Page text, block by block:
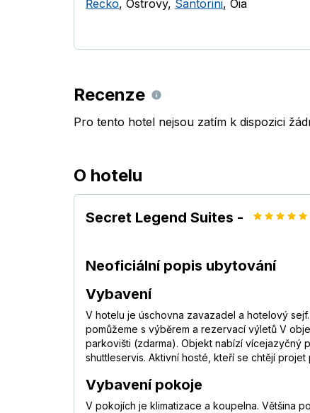
Řecko, Ostrovy, Santorini, Oia
Recenze
Pro tento hotel nejsou zatím k dispozici
O hotelu
Secret Legend Suites -
Neoficiální popis ubytování
Vybavení
V hotelu je úschovna zavazadel a hotelový
pomůžeme s výběrem a rezervací výletů V
parkovišti (zdarma). Objekt nabízí vícejazyčný
shuttleservis. Aktivní hosté, kteří se chtějí
Vybavení pokoje
V pokojích je klimatizace a koupelna. Většina